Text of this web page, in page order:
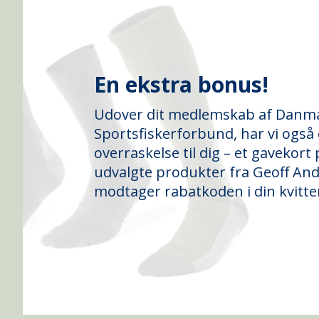
En ekstra bonus!
Udover dit medlemskab af
Sportsfiskerforbund, har vi også
overraskelse til dig – et gavekort
udvalgte produkter fra Geoff
modtager rabatkoden i din